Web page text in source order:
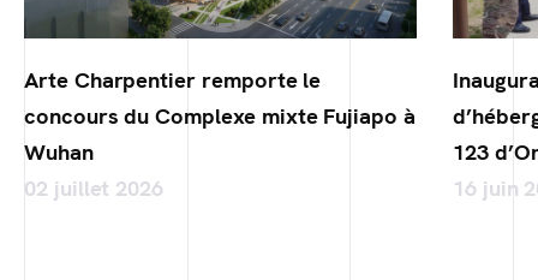
Arte Charpentier remporte le
concours du Complexe mixte Fujiapo à
Wuhan
02 juillet 2026
123
16 juin